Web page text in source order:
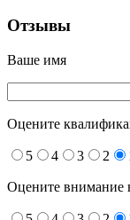
Отзывы
Ваше имя
Оцените
5 4 3 2
Оцените внимание